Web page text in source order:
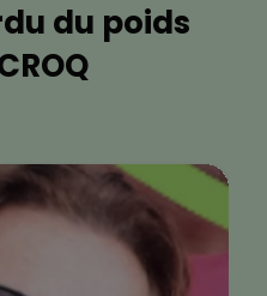
du poids